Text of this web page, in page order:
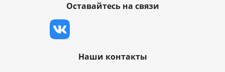
Оставайтесь на связи
Наши контакты